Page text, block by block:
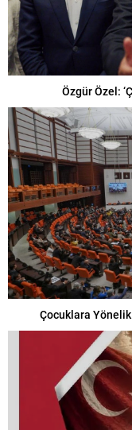
Özgür Özel:
Çocuklara